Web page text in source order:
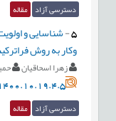
دسترسی آزاد مقاله
5
-شناسایی و
وکار به روش
زهرا اسحاقیان
دسترسی آزاد مقاله